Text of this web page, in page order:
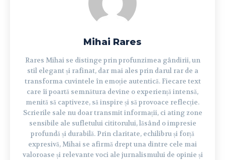
Mihai Rares
Rares Mihai se distinge prin profunzimea gândirii, un
stil elegant și rafinat, dar mai ales prin darul rar de a
transforma cuvintele în emoție autentică. Fiecare text
care îi poartă semnătura devine o experiență intensă,
menită să captiveze, să inspire și să provoace reflecție.
Scrierile sale nu doar transmit informații, ci ating zone
sensibile ale sufletului cititorului, lăsând o impresie
profundă și durabilă. Prin claritate, echilibru și forță
expresivă, Mihai se afirmă drept una dintre cele mai
valoroase și relevante voci ale jurnalismului de opinie și